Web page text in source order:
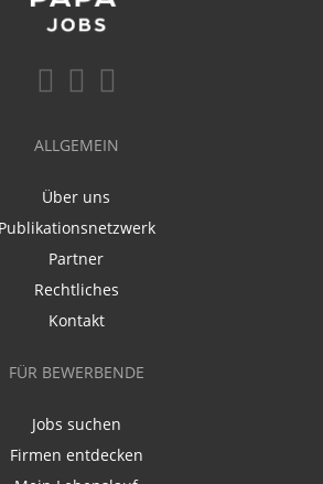
ALLGEMEIN
Über uns
Publikationsnetzwerk
Partner
Rechtliches
Kontakt
FÜR BEWERBENDE
Jobs suchen
Firmen entdecken